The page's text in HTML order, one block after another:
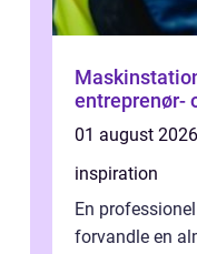
Maskinstation tarm
entreprenør-
01 august 2026
inspiration
En
forvandle en